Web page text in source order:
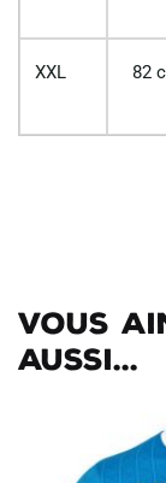
XXL 82
Vous
aussi...